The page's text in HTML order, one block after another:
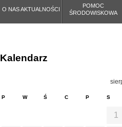
O NAS AKTUALNOŚCI
POMOC
ŚRODOWISKOWA
Kalendarz
P W Ś C P S
1